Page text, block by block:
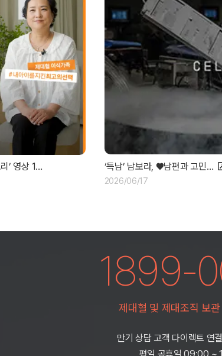
’ 영상 1… ‘득남’ 남보라, ♥남편과 고민…
2026/06/17
1899-
제대혈 및 제대조직 보관
만기 상담 고객 다이렉트 연